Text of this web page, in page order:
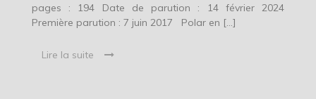
pages : 194 Date de parution : 14 février 2024
Première parution : 7 juin 2017 Polar en […]
Lire la suite